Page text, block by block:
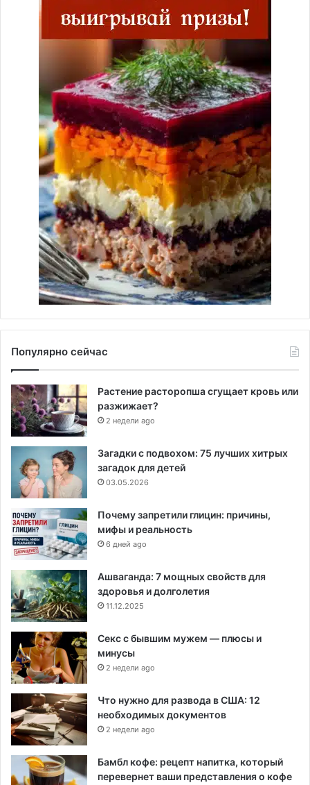
Популярно сейчас
Растение расторопша сгущает кровь или
разжижает?
2 недели ago
Загадки с подвохом: 75 лучших хитрых
загадок для детей
03.05.2026
Почему запретили глицин: причины,
мифы и реальность
6 дней ago
Ашваганда: 7 мощных свойств для
здоровья и долголетия
11.12.2025
Секс с бывшим мужем — плюсы и
минусы
2 недели ago
Что нужно для развода в США: 12
необходимых документов
2 недели ago
Бамбл кофе: рецепт напитка, который
перевернет ваши представления о кофе